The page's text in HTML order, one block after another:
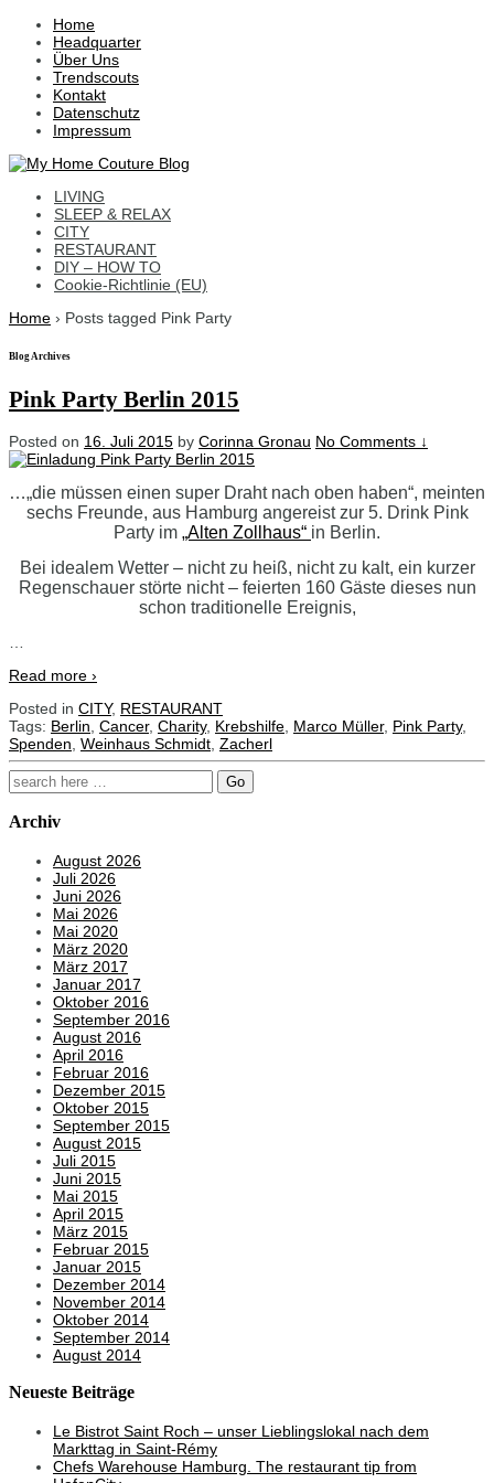
Skip
Main
Content
Home
Headquarter
Über Uns
Trendscouts
Kontakt
Datenschutz
Impressum
LIVING
SLEEP & RELAX
CITY
RESTAURANT
DIY – HOW TO
Cookie-Richtlinie (EU)
Home › Posts tagged Pink Party
Blog Archives
Pink Party Berlin 2015
Posted on 16. Juli 2015 by Corinna Gronau No Comments ↓
…„die müssen einen super Draht nach oben haben“, meinten
sechs Freunde, aus Hamburg angereist zur 5. Drink Pink
Party im „Alten Zollhaus“ in Berlin.
Bei idealem Wetter – nicht zu heiß, nicht zu kalt, ein kurzer
Regenschauer störte nicht – feierten 160 Gäste dieses nun
schon traditionelle Ereignis,
Read more ›
Posted in CITY, RESTAURANT
Tags: Berlin Cancer, Charity, Krebshilfe Marco Müller, Pink Party,
Spenden Weinhaus Schmidt Zacherl
Search
for:
Archiv
August 2026
Juli 2026
Juni 2026
Mai 2026
Mai 2020
März 2020
März 2017
Januar 2017
Oktober 2016
September 2016
August 2016
April 2016
Februar 2016
Dezember 2015
Oktober 2015
September 2015
August 2015
Juli 2015
Juni 2015
Mai 2015
April 2015
März 2015
Februar 2015
Januar 2015
Dezember 2014
November 2014
Oktober 2014
September 2014
August 2014
Neueste Beiträge
Le Bistrot Saint Roch – unser Lieblingslokal nach dem
Markttag in Saint-Rémy
Chefs Warehouse Hamburg. The restaurant tip from